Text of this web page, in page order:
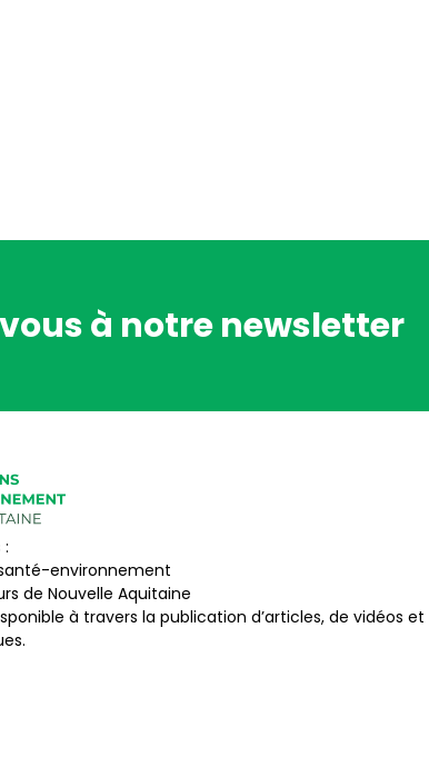
à notre newsletter
environnement
de Nouvelle Aquitaine
à travers la publication d’articles, de vidéos et